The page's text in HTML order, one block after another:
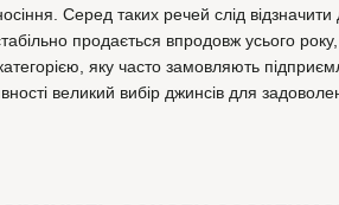
Серед таких речей слід
продається впродовж усього
яку часто замовляють
великий вибір джинсів для